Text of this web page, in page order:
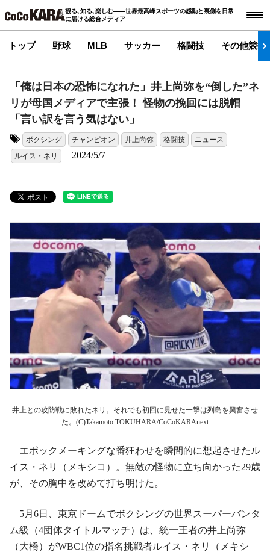
観る､知る､楽しむ――世界最高峰スポーツの感動と裏側を日常
に届ける総合メディア
トップ 野球 MLB サッカー 格闘技 その他競技
「俺は日本の恐怖になれた」井上尚弥を“倒した”ネ
リが母国メディアで主張！ 怪物の挽回には脱帽
「言い訳を言う気はない」
ボクシング チャンピオン 井上尚弥 格闘技
ニュース
ルイス・ネリ
2024/5/7
井上との攻防戦に敗れたネリ。それでも初回に見せた一撃は列島を興奮させ
た。(C)Takamoto TOKUHARA/CoCoKARAnext
エポックメーキングな番狂わせを瞬間的に想起させたル
イス・ネリ（メキシコ）。無敵の怪物に立ち向かった29歳
が、その胸中を改めて打ち明けた。
5月6日、東京ドームでボクシングの世界スーパーバンタ
ム級（4団体タイトルマッチ）は、統一王者の井上尚弥
（大橋）がWBC1位の指名挑戦者ルイス・ネリ（メキシ